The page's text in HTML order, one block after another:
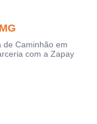
de Caminhão em
com a Zapay